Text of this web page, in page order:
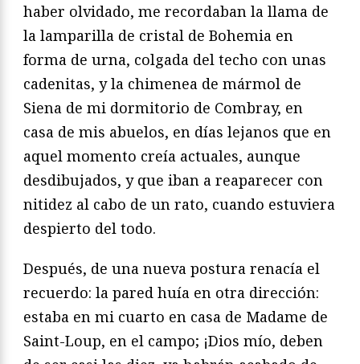
haber olvidado, me recordaban la llama de
la lamparilla de cristal de Bohemia en
forma de urna, colgada del techo con unas
cadenitas, y la chimenea de mármol de
Siena de mi dormitorio de Combray, en
casa de mis abuelos, en días lejanos que en
aquel momento creía actuales, aunque
desdibujados, y que iban a reaparecer con
nitidez al cabo de un rato, cuando estuviera
despierto del todo.
Después, de una nueva postura renacía el
recuerdo: la pared huía en otra dirección:
estaba en mi cuarto en casa de Madame de
Saint-Loup, en el campo; ¡Dios mío, deben